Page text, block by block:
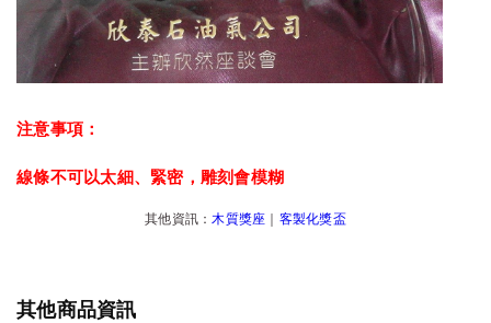
注意事項：
線條不可以太細、緊密，雕刻會模糊
其他資訊：木質獎座 客製化獎盃
其他商品資訊